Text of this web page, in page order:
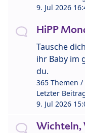
9. Jul 2026
HiPP
Tausche
ihr Baby im
du.
365 Themen
Letzter
9. Jul 2026
Wichteln,